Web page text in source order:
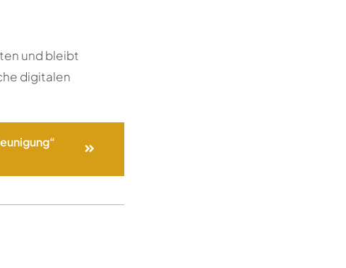
und bleibt
digitalen